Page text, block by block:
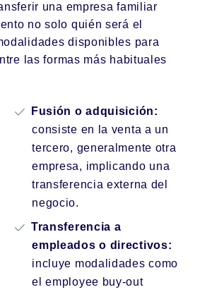
una empresa familiar
no solo quién será el
disponibles para
las formas más habituales
Fusión o adquisición:
consiste en la venta a un
tercero, generalmente otra
empresa, implicando una
transferencia externa del
negocio.
Transferencia a
empleados o directivos:
incluye modalidades como
el employee buy-out